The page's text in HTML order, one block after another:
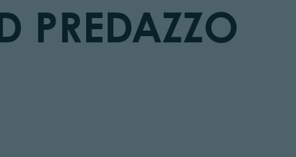
PREDAZZO